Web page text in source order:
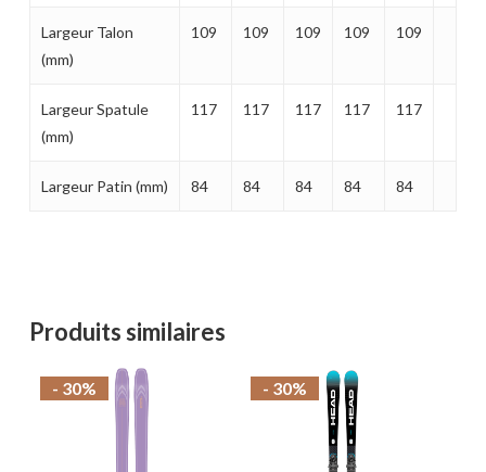
Largeur Talon
(mm)
109 109 109 109 109
Largeur Spatule
(mm)
117 117 117 117 117
Largeur Patin (mm) 84 84 84 84 84
Produits similaires
- 30% - 30%